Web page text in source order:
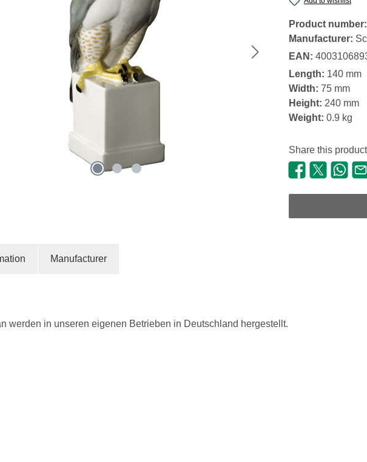
Product number:
Manufacturer:
EAN:
Length: 140 mm
Width: 75 mm
Height: 240 mm
Weight: 0.9 kg
Share this
Manufacturer
werden in unseren eigenen Betrieben in Deutschland hergestellt.